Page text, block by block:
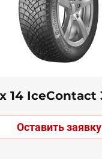
14 IceContact
Оставить заявку